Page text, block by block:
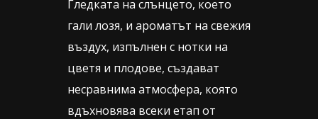
Гледката на слънцето, което
гали лозя, и ароматът на свежия
въздух, изпълнен с нотки на
цветя и плодове, създават
несравнима атмосфера, която
вдъхновява всеки етап от